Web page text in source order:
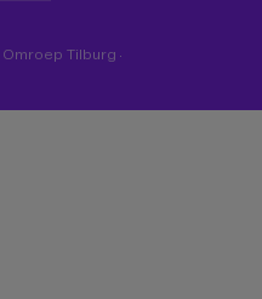
Omroep Tilburg ·